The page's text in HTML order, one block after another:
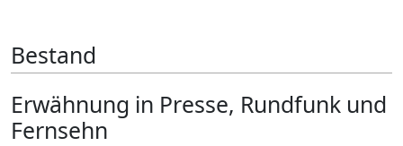
Bestand
Erwähnung in Presse, Rundfunk und
Fernsehn